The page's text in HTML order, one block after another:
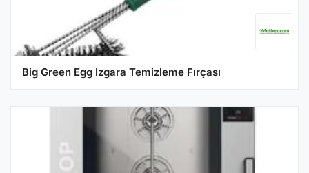
Big Green Egg Izgara Temizleme Fırçası